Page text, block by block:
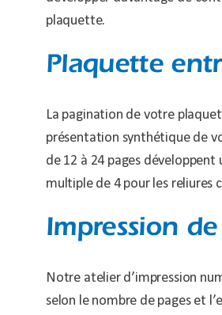
plaquette.
Plaquette
La pagination de votre
présentation synthétique de
de 12 à 24 pages
multiple de 4 pour les
Impression
Notre atelier d’impression
selon le nombre de pages et